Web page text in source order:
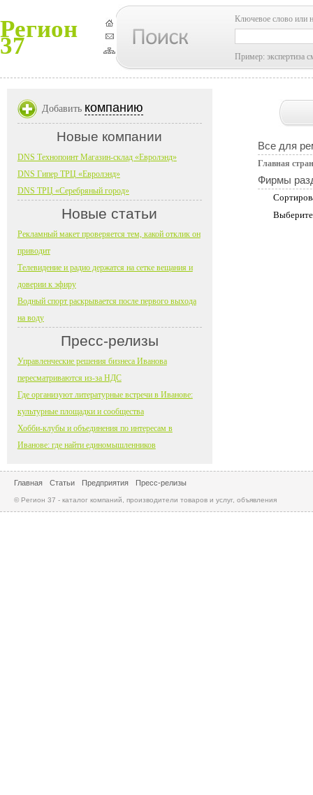
Регион
37
Ключевое слово или
Пример: экспертиза
Все для
Главная
Фирмы
Добавить компанию
Новые компании
DNS Технопоинт Магазин-склад «Евролэнд»
DNS Гипер ТРЦ «Евролэнд»
DNS ТРЦ «Серебряный город»
Новые статьи
Рекламный макет проверяется тем, какой отклик он
приводит
Телевидение и радио держатся на сетке вещания и
доверии к эфиру
Водный спорт раскрывается после первого выхода
на воду
Пресс-релизы
Управленческие решения бизнеса Иванова
пересматриваются из-за НДС
Где организуют литературные встречи в Иванове:
культурные площадки и сообщества
Хобби-клубы и объединения по интересам в
Иванове: где найти единомышленников
Главная Статьи Предприятия Пресс-релизы
© Регион 37 - каталог компаний, производители товаров и услуг, объявления